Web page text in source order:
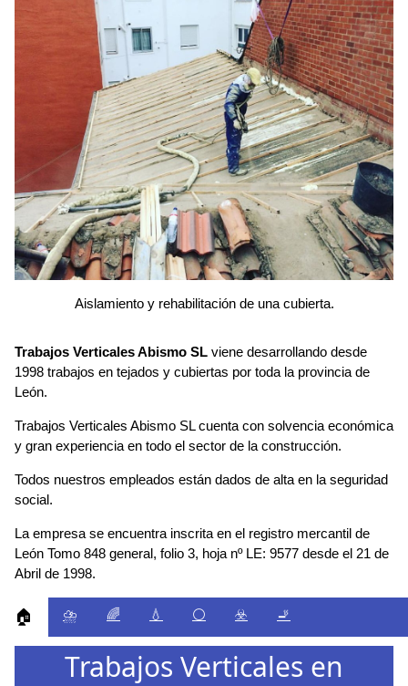
Aislamiento y rehabilitación de una cubierta.
Trabajos Verticales Abismo SL viene desarrollando desde
1998 trabajos en tejados y cubiertas por toda la provincia de
León.
Trabajos Verticales Abismo SL cuenta con solvencia económica
y gran experiencia en todo el sector de la construcción.
Todos nuestros empleados están dados de alta en la seguridad
social.
La empresa se encuentra inscrita en el registro mercantil de
León Tomo 848 general, folio 3, hoja nº LE: 9577 desde el 21 de
Abril de 1998.
🏠 ⛈️ 🌈 💧 ⚪ ☣️ 🚬
Trabajos Verticales en